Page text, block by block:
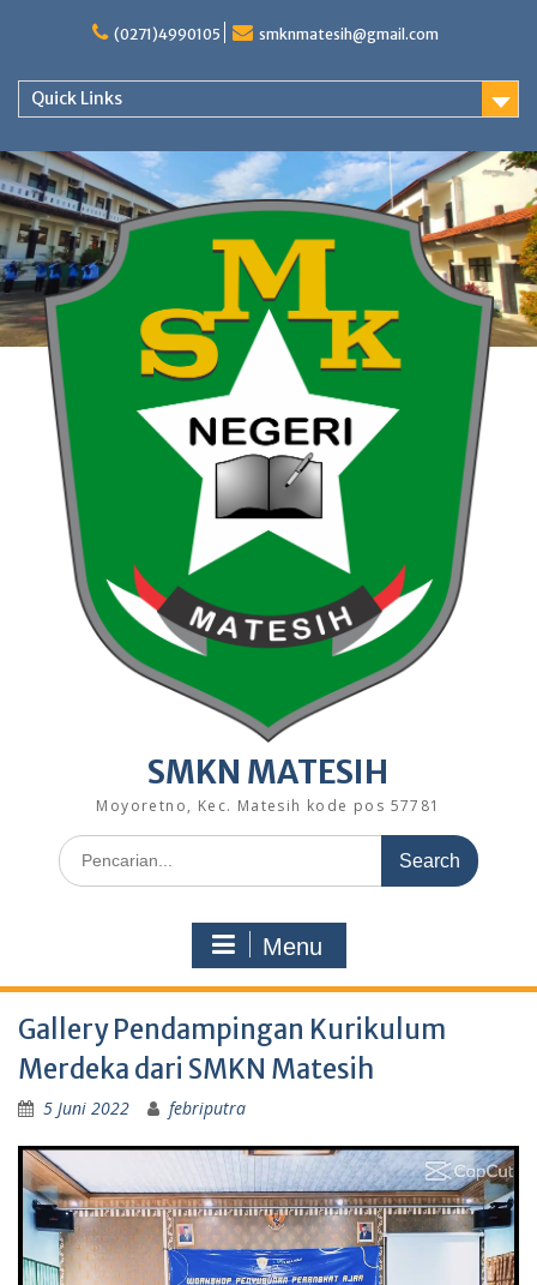
(0271)4990105 smknmatesih@gmail.com
Quick Links
SMKN MATESIH
Moyoretno, Kec. Matesih kode pos 57781
Search
for:
Menu
Gallery Pendampingan Kurikulum
Merdeka dari SMKN Matesih
5 Juni 2022 febriputra
Pemutar
Video